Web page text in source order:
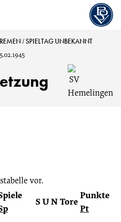
/SPIELTAG UNBEKANNT
vor.
S UNTore
Punkte
Pt